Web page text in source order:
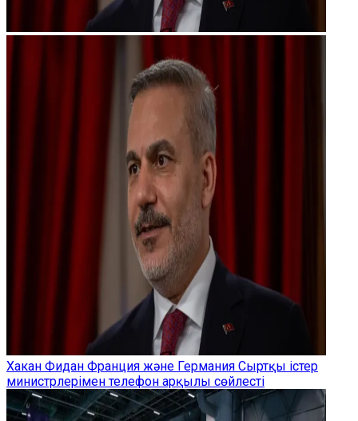
Хакан Фидан Франция және Германия Сыртқы істер
министрлерімен телефон арқылы сөйлесті